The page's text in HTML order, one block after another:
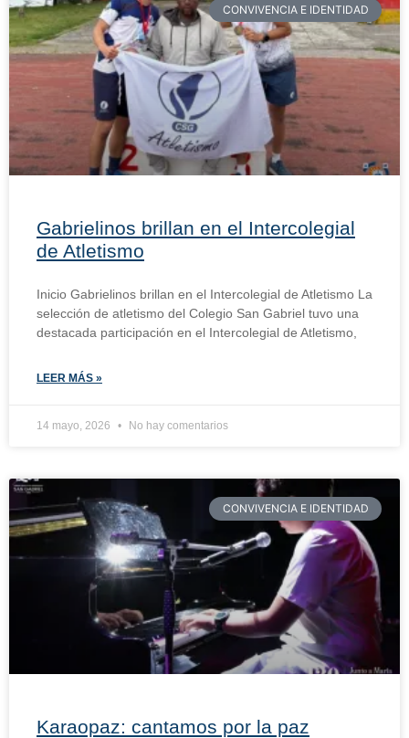
CONVIVENCIA E IDENTIDAD
Gabrielinos brillan en el Intercolegial
de Atletismo
Inicio Gabrielinos brillan en el Intercolegial de Atletismo La
selección de atletismo del Colegio San Gabriel tuvo una
destacada participación en el Intercolegial de Atletismo,
LEER MÁS »
14 mayo, 2026 No hay comentarios
CONVIVENCIA E IDENTIDAD
Karaopaz: cantamos por la paz